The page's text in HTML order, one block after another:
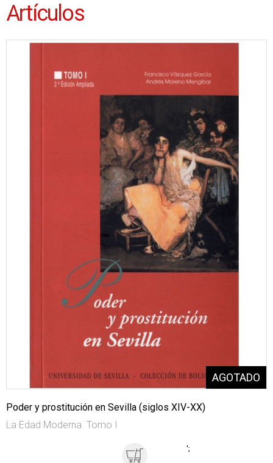
Artículos
Poder y prostitución en Sevilla (siglos XIV-XX)
La Edad Moderna. Tomo I
';